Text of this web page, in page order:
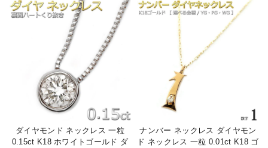
ダイヤモンド ネックレス 一粒
0.15ct K18 ホワイトゴールド ダ
ナンバー ネックレス ダイヤモン
ド ネックレス 一粒 0.01ct K18 ゴ